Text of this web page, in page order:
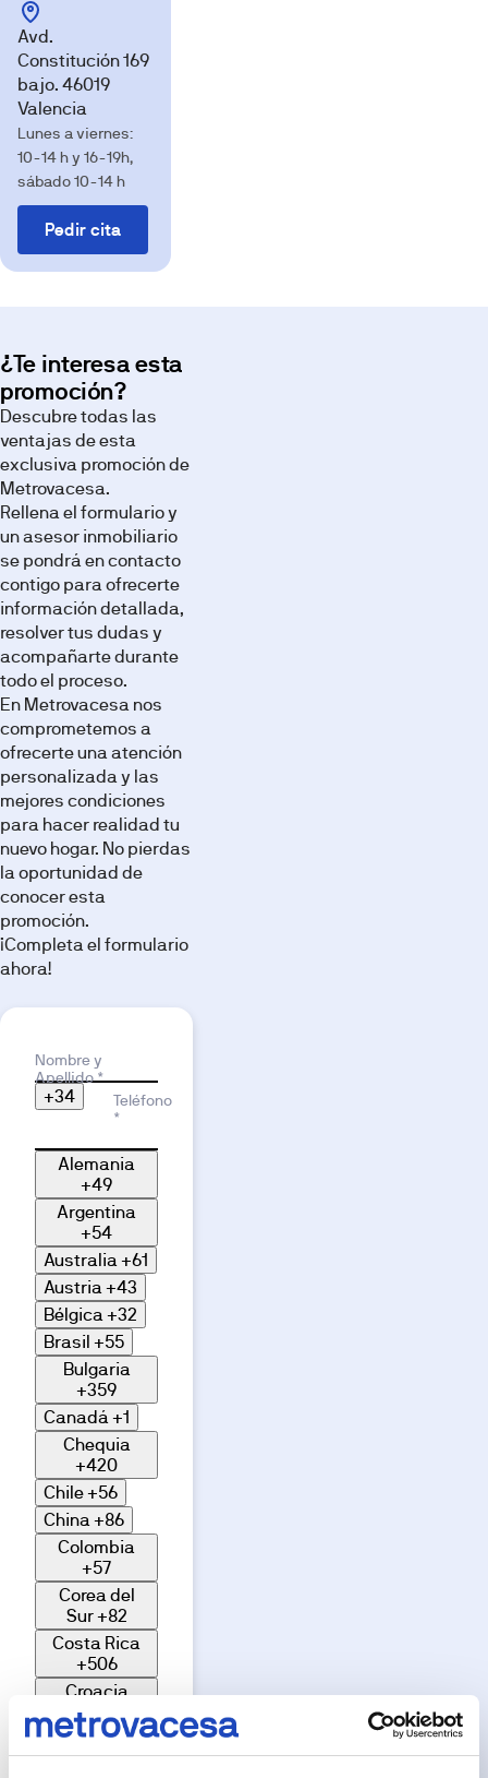
Avd.
Constitución 169
bajo. 46019
Valencia
Lunes a viernes:
10-14 h y 16-19h,
sábado 10-14 h
Pedir cita
¿Te interesa esta
promoción?
Descubre todas las
ventajas de esta
exclusiva promoción de
Metrovacesa.
Rellena el formulario y
un asesor inmobiliario
se pondrá en contacto
contigo para ofrecerte
información detallada,
resolver tus dudas y
acompañarte durante
todo el proceso.
En Metrovacesa nos
comprometemos a
ofrecerte una atención
personalizada y las
mejores condiciones
para hacer realidad tu
nuevo hogar. No pierdas
la oportunidad de
conocer esta
promoción.
¡Completa el formulario
ahora!
Nombre y
Apellido *
+34
Alemania
+49
Argentina
+54
Australia+61
Austria+43
Bélgica+32
Brasil +55
Bulgaria
+359
Canadá+1
Chequia
+420
Chile+56
China+86
Colombia
+57
Corea del
Sur+82
Costa Rica
+506
Croacia
+385
Cuba+53
Teléfono
*
Motivo de interés
Imágenes
Terraza Dormitorio Baño
Zona de
Valla
comercial
Tour
Virtual
Imágenes,
infografías
recreaciones
ilustrativos.
amueblamiento,
elementos
decorativos,
atrezzo
forman
parte